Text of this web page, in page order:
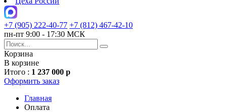
+7 (905) 222-40-77 +7 (812) 467-42-10
пн-пт 9:00 - 17:30 МСК
Корзина
В корзине
Итого : 1 237 000 р
Оформить заказ
Главная
Оплата